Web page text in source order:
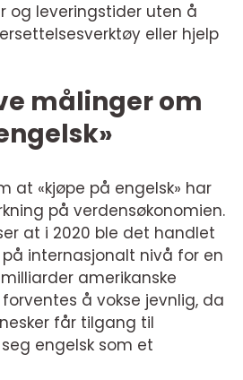
og leveringstider uten å
eller hjelp
målinger om
at «kjøpe på engelsk» har
på verdensøkonomien.
at i 2020 ble det handlet
internasjonalt nivå for en
amerikanske
å vokse jevnlig, da
får tilgang til
engelsk som et